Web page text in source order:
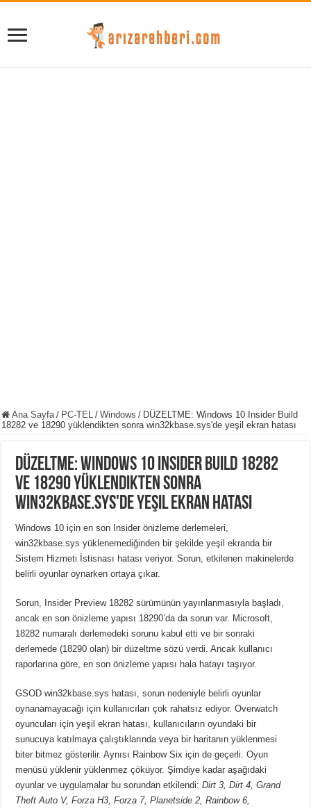
Ana Sayfa / PC-TEL / Windows / DÜZELTME: Windows 10 Insider Build
18282 ve 18290 yüklendikten sonra win32kbase.sys'de yeşil ekran hatası
DÜZELTME: Windows 10 Insider Build 18282
ve 18290 yüklendikten sonra
win32kbase.sys'de yeşil ekran hatası
Windows 10 için en son Insider önizleme derlemeleri,
win32kbase.sys yüklenemediğinden bir şekilde yeşil ekranda bir
Sistem Hizmeti İstisnası hatası veriyor. Sorun, etkilenen makinelerde
belirli oyunlar oynarken ortaya çıkar.
Sorun, Insider Preview 18282 sürümünün yayınlanmasıyla başladı,
ancak en son önizleme yapısı 18290’da da sorun var. Microsoft,
18282 numaralı derlemedeki sorunu kabul etti ve bir sonraki
derlemede (18290 olan) bir düzeltme sözü verdi. Ancak kullanıcı
raporlarına göre, en son önizleme yapısı hala hatayı taşıyor.
GSOD win32kbase.sys hatası, sorun nedeniyle belirli oyunlar
oynanamayacağı için kullanıcıları çok rahatsız ediyor. Overwatch
oyuncuları için yeşil ekran hatası, kullanıcıların oyundaki bir
sunucuya katılmaya çalıştıklarında veya bir haritanın yüklenmesi
biter bitmez gösterilir. Aynısı Rainbow Six için de geçerli. Oyun
menüsü yüklenir yüklenmez çöküyor. Şimdiye kadar aşağıdaki
oyunlar ve uygulamalar bu sorundan etkilendi:Dirt 3, Dirt 4, Grand
Theft Auto V, Forza H3, Forza 7, Planetside 2, Rainbow 6,